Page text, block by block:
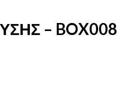
– BOX008